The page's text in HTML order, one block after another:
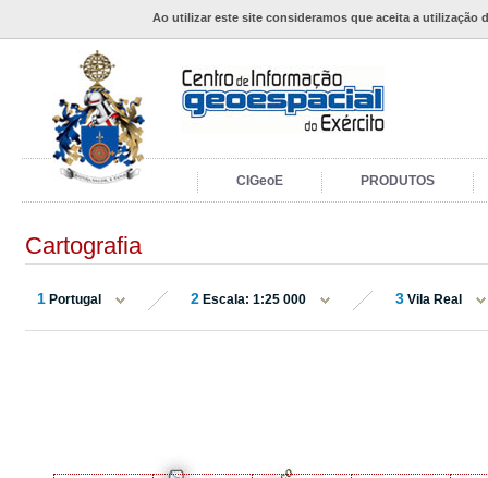
Ao utilizar este site consideramos que aceita a utilização
CIGeoE PRODUTOS
Cartografia
1 Portugal 2 Escala: 1:25 000 3 Vila Real